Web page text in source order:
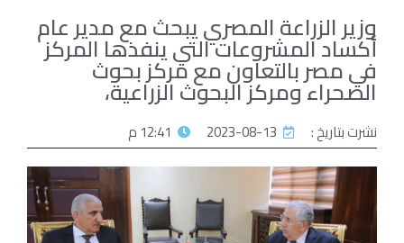
وزير الزراعة المصري يبحث مع مدير عام
أكساد المشروعات التي ينفذها المركز
في مصر بالتعاون مع مركز بحوث
الصحراء ومركز البحوث الزراعية،
نشرت بتاريخ : 2023-08-13 12:41 م